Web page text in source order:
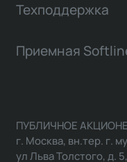
Техподдержка
Приемная
ПУБЛИЧНОЕ
г. Москва, вн.тер. г.
ул Льва Толстого, д.